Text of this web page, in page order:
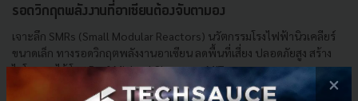
รอดวิกฤตพลังงานที่อาเซียนต้องจับตามอง
เจาะลึก SMRs (Small Modular Reactors) นวัตกรรมโรงไฟฟ้านิวเคลียร์
ขนาดเล็ก ทางรอดวิกฤตพลังงานอาเซียน ลดพื้นที่เสี่ยง ปลอดภัยสูง สร้าง
ไฮโดรเจนได้ โดย Prof. Michael Short จาก MIT...
×